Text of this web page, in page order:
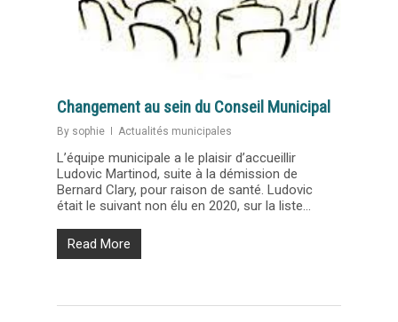
Changement au sein du Conseil Municipal
By sophie Actualités municipales
L’équipe municipale a le plaisir d’accueillir
Ludovic Martinod, suite à la démission de
Bernard Clary, pour raison de santé. Ludovic
était le suivant non élu en 2020, sur la liste...
Read More